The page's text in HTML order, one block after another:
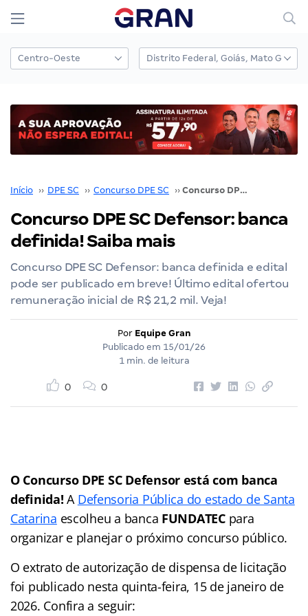
Início ›› DPE SC ›› Concurso DPE SC ›› Concurso DPE SC Defensor: banca definida! Saiba mais
Concurso DPE SC Defensor: banca
definida! Saiba mais
Concurso DPE SC Defensor: banca definida e edital
pode ser publicado em breve! Último edital ofertou
remuneração inicial de R$ 21,2 mil. Veja!
Por Equipe Gran
Publicado em 15/01/26
1 min. de leitura
0 0
O Concurso DPE SC Defensor está com banca
definida! A Defensoria Pública do estado de Santa
Catarina escolheu a banca FUNDATECpara
organizar e planejar o próximo concurso público.
O extrato de autorização de dispensa de licitação
foi publicado nesta quinta-feira, 15 de janeiro de
2026. Confira a seguir: